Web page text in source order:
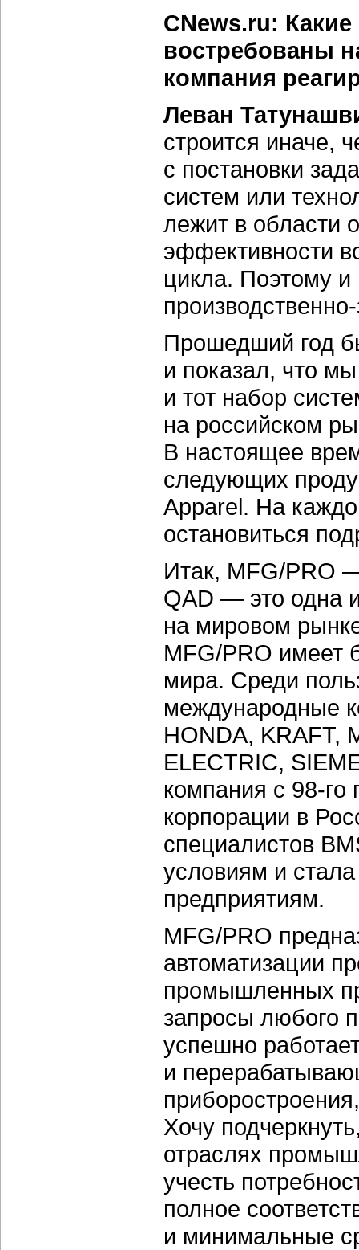
CNews.ru:
востребованы
компания
Леван
строится иначе,
с постановки
систем или
лежит в области
эффективности
цикла. Поэтому
Прошедший год
и показал, что
и тот набор
на российском
В настоящее
следующих
Apparel. На
остановиться
Итак, MFG/PRO
QAD — это одна
на мировом
MFG/PRO имеет
мира. Среди
международные
HONDA, KRAFT,
ELECTRIC,
компания с 98-го
корпорации в
специалистов
условиям и
предприятиям.
MFG/PRO
автоматизации
промышленных
запросы любого
успешно
и
Хочу
отраслях
учесть
полное
и минимальные